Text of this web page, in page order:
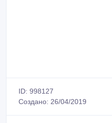
ID: 998127
Создано: 26/04/2019